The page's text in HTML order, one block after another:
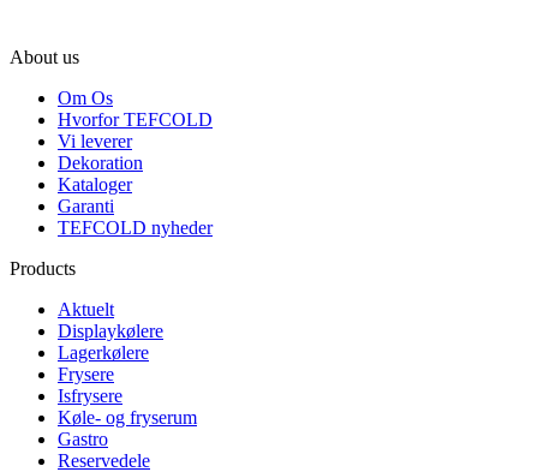
About us
Om Os
Hvorfor TEFCOLD
Vi leverer
Dekoration
Kataloger
Garanti
TEFCOLD nyheder
Products
Aktuelt
Displaykølere
Lagerkølere
Frysere
Isfrysere
Køle- og fryserum
Gastro
Reservedele